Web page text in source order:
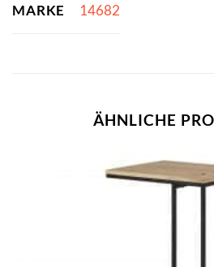
MARKE 14682
ÄHNLICHE